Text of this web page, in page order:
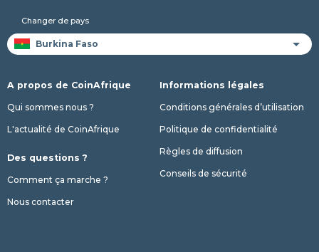
Changer de pays
A propos de CoinAfrique
Qui sommes nous ?
L'actualité de CoinAfrique
Des questions ?
Comment ça marche ?
Nous contacter
Informations légales
Conditions générales d’utilisation
Politique de confidentialité
Règles de diffusion
Conseils de sécurité